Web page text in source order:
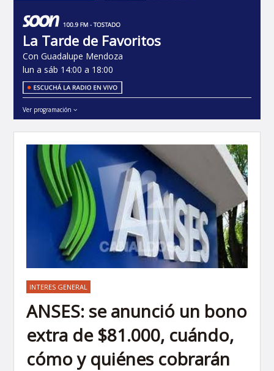
La Tarde de Favoritos
Con Guadalupe Mendoza
lun a sáb 14:00 a 18:00
Ver programación
INTERES GENERAL
ANSES: se anunció un bono
extra de $81.000, cuándo,
cómo y quiénes cobrarán